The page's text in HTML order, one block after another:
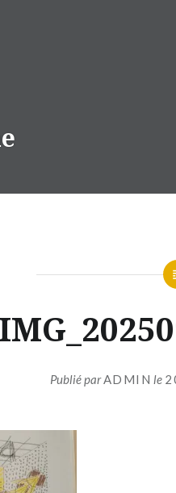
Publié parADMIN le